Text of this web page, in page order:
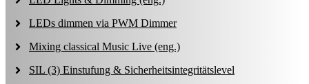
LEDs dimmen via PWM Dimmer
Mixing classical Music Live (eng.)
SIL (3) Einstufung & Sicherheitsintegritätslevel